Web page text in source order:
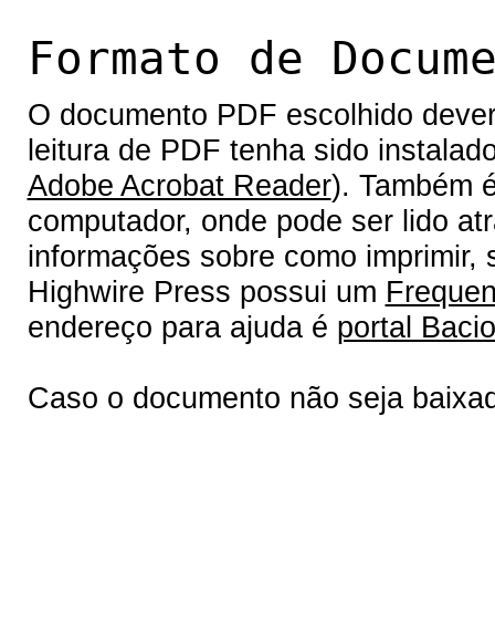
Formato de
O documento PDF escolhido
leitura de PDF tenha sido
Adobe Acrobat Reader). Também
computador, onde pode ser lido
informações sobre como
Highwire Press possui um
endereço para ajuda é portal
Caso o documento não seja